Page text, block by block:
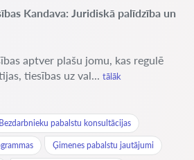
Kandava: Juridiskā palīdzība un
aptver plašu jomu, kas regulē
tiesības uz val... tālāk
Bezdarbnieku pabalstu konsultācijas
Ģimenes pabalstu jautājumi